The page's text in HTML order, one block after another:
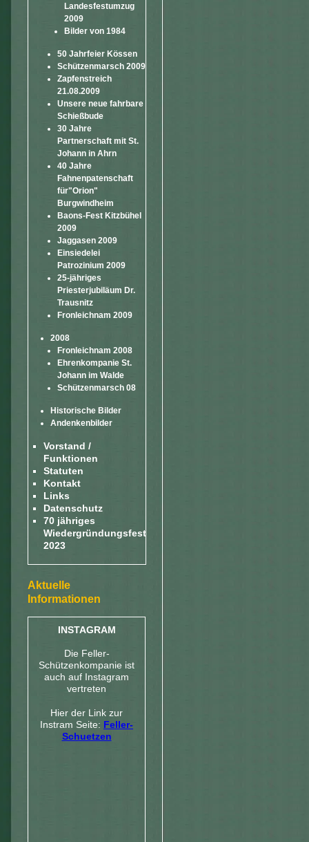
Landesfestumzug
2009
Bilder von 1984
50 Jahrfeier Kössen
Schützenmarsch 2009
Zapfenstreich
21.08.2009
Unsere neue fahrbare
Schießbude
30 Jahre
Partnerschaft mit St.
Johann in Ahrn
40 Jahre
Fahnenpatenschaft
für"Orion"
Burgwindheim
Baons-Fest Kitzbühel
2009
Jaggasen 2009
Einsiedelei
Patrozinium 2009
25-jähriges
Priesterjubiläum Dr.
Trausnitz
Fronleichnam 2009
2008
Fronleichnam 2008
Ehrenkompanie St.
Johann im Walde
Schützenmarsch 08
Historische Bilder
Andenkenbilder
Vorstand /
Funktionen
Statuten
Kontakt
Links
Datenschutz
70 jähriges
Wiedergründungsfest
2023
Aktuelle
Informationen
INSTAGRAM
Die Feller-
Schützenkompanie ist
auch auf Instagram
vertreten
Hier der Link zur
Instram Seite: Feller-
Schuetzen